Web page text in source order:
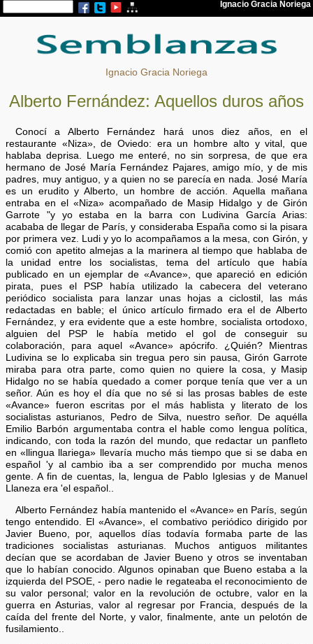
Ignacio Gracia Noriega
Alberto Fernández: Aquellos duros años
Conocí a Alberto Fernández hará unos diez años, en el
restaurante «Niza», de Oviedo: era un hombre alto y vital, que
hablaba deprisa. Luego me enteré, no sin sorpresa, de que era
hermano de José María Fernández Pajares, amigo mío, y de mis
padres, muy antiguo, y a quien no se parecía en nada. José María
es un erudito y Alberto, un hombre de acción. Aquella mañana
entraba en el «Niza» acompañado de Masip Hidalgo y de Girón
Garrote "y yo estaba en la barra con Ludivina García Arias:
acababa de llegar de París, y consideraba España como si la pisara
por primera vez. Ludi y yo lo acompañamos a la mesa, con Girón, y
comió con apetito almejas a la marinera al tiempo que hablaba de
la unidad entre los socialistas, tema del artículo que había
publicado en un ejemplar de «Avance», que apareció en edición
pirata, pues el PSP había utilizado la cabecera del veterano
periódico socialista para lanzar unas hojas a ciclostil, las más
redactadas en bable; el único artículo firmado era el de Alberto
Fernández, y era evidente que a este hombre, socialista ortodoxo,
alguien del PSP le había metido el gol de conseguir su
colaboración, para aquel «Avance» apócrifo. ¿Quién? Mientras
Ludivina se lo explicaba sin tregua pero sin pausa, Girón Garrote
miraba para otra parte, como quien no quiere la cosa, y Masip
Hidalgo no se había quedado a comer porque tenía que ver a un
señor. Aún es hoy el día que no sé si las prosas bables de este
«Avance» fueron escritas por el más hablista y literato de los
socialistas asturianos, Pedro de Silva, nuestro señor. De aquélla
Emilio Barbón argumentaba contra el hable como lengua política,
indicando, con toda la razón del mundo, que redactar un panfleto
en «llingua llariega» llevaría mucho más tiempo que si se daba en
español 'y al cambio iba a ser comprendido por mucha menos
gente. A fin de cuentas, la, lengua de Pablo Iglesias y de Manuel
Llaneza era 'el español..
Alberto Fernández había mantenido el «Avance» en París, según
tengo entendido. El «Avance», el combativo periódico dirigido por
Javier Bueno, por, aquellos días todavía formaba parte de las
tradiciones socialistas asturianas. Muchos antiguos militantes
decían que se acordaban de Javier Bueno y otros se inventaban
que lo habían conocido. Algunos opinaban que Bueno estaba a la
izquierda del PSOE, - pero nadie le regateaba el reconocimiento de
su valor personal; valor en la revolución de octubre, valor en la
guerra en Asturias, valor al regresar por Francia, después de la
caída del frente del Norte, y valor, finalmente, ante un pelotón de
fusilamiento..